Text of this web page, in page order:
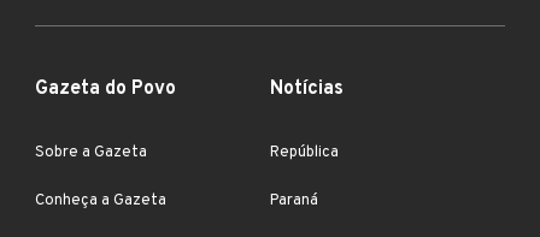
Gazeta do Povo
Sobre a Gazeta
Conheça a Gazeta
Notícias
República
Paraná